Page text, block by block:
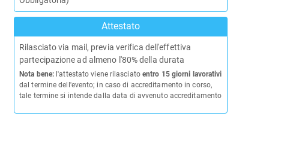
Attestato
Rilasciato via mail, previa verifica dell'effettiva
partecipazione ad almeno l'80% della durata
Nota bene: l'attestato viene rilasciato entro 15 giorni lavorativi
dal termine dell'evento; in caso di accreditamento in corso,
tale termine si intende dalla data di avvenuto accreditamento